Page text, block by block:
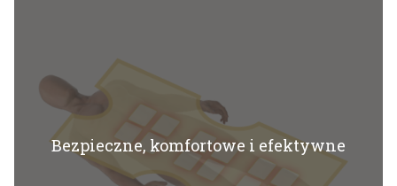
Bezpieczne, komfortowe i efektywne